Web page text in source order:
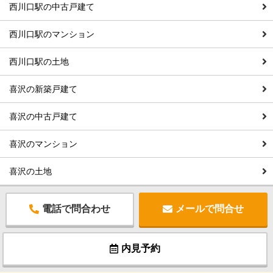
西川口駅の中古戸建て
西川口駅のマンション
西川口駅の土地
喜沢の新築戸建て
喜沢の中古戸建て
喜沢のマンション
喜沢の土地
電話で問合わせ メールで問合せ
内見予約